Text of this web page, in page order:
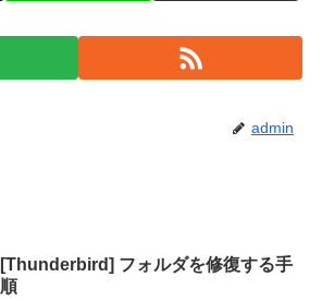
admin
[Thunderbird] フォルダを修復する手
順